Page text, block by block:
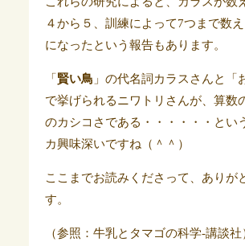
４から５、訓練によって7つまで数
になったという報告もあります。
「 賢い鳥 」の代名詞カラスさんと「
で挙げられるニワトリさんが、算数
のカシコさである・・・・・・とい
カ興味深いですね（＾＾）
ここまでお読みくださって、ありが
す。
（参照：牛乳とタマゴの科学-講談社